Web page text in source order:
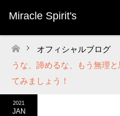
Miracle Spirit's
ホーム
オフィシャルブログ
うな、諦めるな、もう無理
てみましょう！
2021
JAN